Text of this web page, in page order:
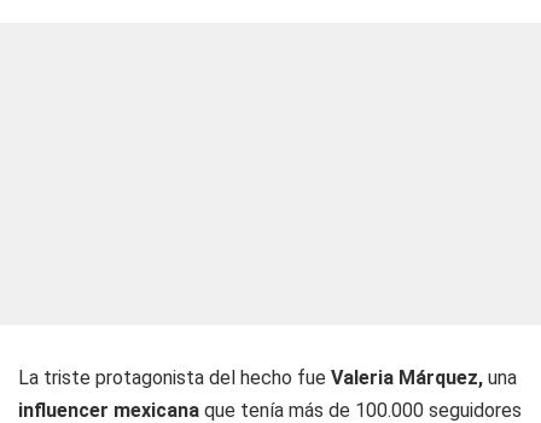
La triste protagonista del hecho fue Valeria Márquez, una
influencer mexicana que tenía más de 100.000 seguidores